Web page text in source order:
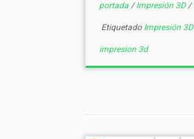
portada/Impresión 3D/
Etiquetado Impresión
impresion 3d